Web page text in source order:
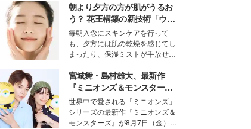
ションの完成度を高めるベースと
して、“髪そのものの美しさ”に改
めて注目する人が増えている様
子。今回は、そんな憧れの艶やか
な髪を日常で叶える、美容好きの
女性たちのヘアケア事情を紹介し
ます。
朝より夕方の方が肌がうるお
う？ 花王構築の新技術「ウォ
ーターキャプチャリングスキ
ン（捕水肌）」がスキンケア
の常識を変える予感
毎朝入念にスキンケアを行って
も、夕方には肌の乾燥を感じてし
まったり、保湿ミストが手放せな
な美容の常識を大きく変える可能
性を秘めた、革新的な「Water
Capturing Skin（ウォーターキャ
プチャリングスキン：捕水肌）」
技術を、花王が構築した。
宮城舞・島村雄大、最新作
『ミニオンズ＆モンスター
ズ』の魅力熱弁 ハチャメチャ
だけじゃない“友情と絆”に感
動
世界中で愛される「ミニオンズ」
シリーズの最新作『ミニオンズ＆
モンスターズ』が8月7日（金）に